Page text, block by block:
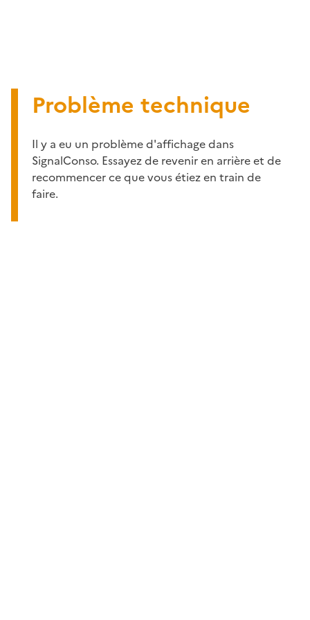
Problème technique
Il y a eu un problème d'affichage dans
SignalConso. Essayez de revenir en arrière et de
recommencer ce que vous étiez en train de
faire.